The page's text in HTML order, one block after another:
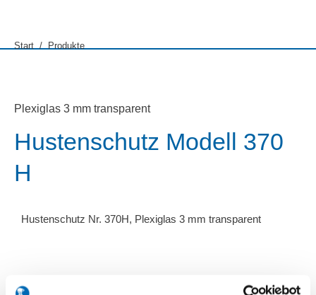
Sie befinden sich hier:
Start Produkte
Plexiglas 3 mm transparent
Hustenschutz Modell 370
H
Hustenschutz Nr. 370H, Plexiglas 3 mm transparent